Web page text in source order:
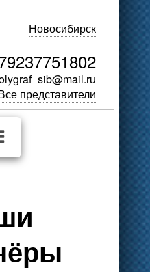
Новосибирск
представители